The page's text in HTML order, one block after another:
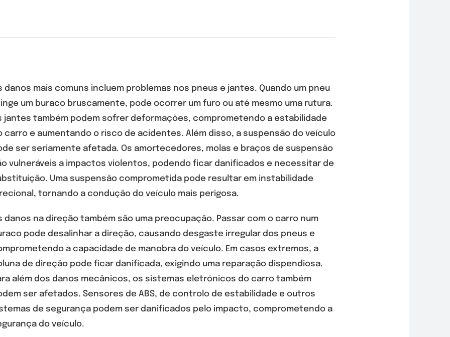
danos mais comuns incluem problemas nos pneus e jantes. Quando um pneu
um buraco bruscamente, pode ocorrer um furo ou até mesmo uma rutura.
jantes também podem sofrer deformações, comprometendo a estabilidade
carro e aumentando o risco de acidentes. Além disso, a suspensão do veículo
ser seriamente afetada. Os amortecedores, molas e braços de suspensão
vulneráveis a impactos violentos, podendo ficar danificados e necessitar de
Uma suspensão comprometida pode resultar em instabilidade
tornando a condução do veículo mais perigosa.
danos na direção também são uma preocupação. Passar com o carro num
pode desalinhar a direção, causando desgaste irregular dos pneus e
a capacidade de manobra do veículo. Em casos extremos, a
de direção pode ficar danificada, exigindo uma reparação dispendiosa.
além dos danos mecânicos, os sistemas eletrónicos do carro também
ser afetados. Sensores de ABS, de controlo de estabilidade e outros
de segurança podem ser danificados pelo impacto, comprometendo a
do veículo.